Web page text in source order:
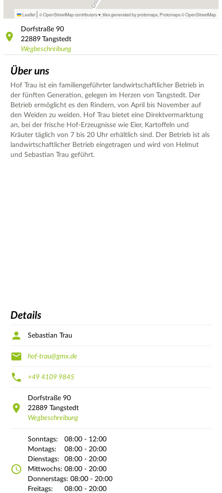
Leaflet | © OpenStreetMap contributors ♥, tiles generated by protomaps Protomaps©OpenStreetMap
Dorfstraße 90
22889 Tangstedt
Wegbeschreibung
Über uns
Hof Trau ist ein familiengeführter landwirtschaftlicher Betrieb in
der fünften Generation, gelegen im Herzen von Tangstedt. Der
Betrieb ermöglicht es den Rindern, von April bis November auf
den Weiden zu weiden. Hof Trau bietet eine Direktvermarktung
an, bei der frische Hof-Erzeugnisse wie Eier, Kartoffeln und
Kräuter täglich von 7 bis 20 Uhr erhältlich sind. Der Betrieb ist als
landwirtschaftlicher Betrieb eingetragen und wird von Helmut
und Sebastian Trau geführt.
Details
Sebastian Trau
hof-trau@gmx.de
+49 4109 9845
Dorfstraße 90
22889 Tangstedt
Wegbeschreibung
Sonntags:
08:00 - 12:00
Montags:
08:00 - 20:00
Dienstags:
08:00 - 20:00
Mittwochs: 08:00 - 20:00
Donnerstags: 08:00 - 20:00
Freitags:
08:00 - 20:00